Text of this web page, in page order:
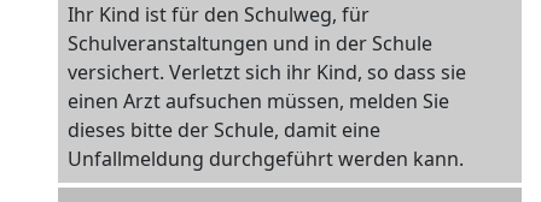
Ihr Kind ist für den Schulweg, für
Schulveranstaltungen und in der Schule
versichert. Verletzt sich ihr Kind, so dass sie
einen Arzt aufsuchen müssen, melden Sie
dieses bitte der Schule, damit eine
Unfallmeldung durchgeführt werden kann.